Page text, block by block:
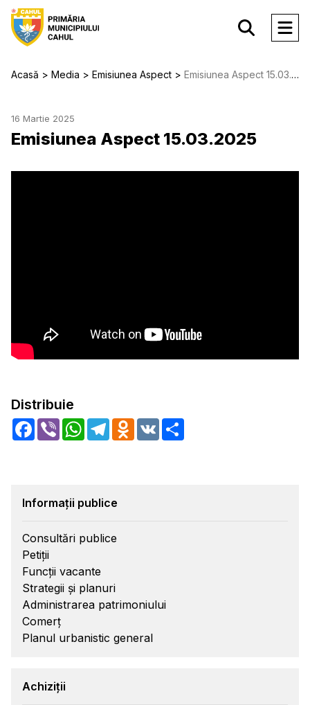
Acasă Media Emisiunea Aspect Emisiunea Aspect 15.03.2025
16 Martie 2025
Emisiunea Aspect 15.03.2025
Distribuie
Facebook
Viber WhatsApp
TelegramOdnoklassniki
VK
Informații publice
Consultări publice
Petiții
Funcții vacante
Strategii și planuri
Administrarea patrimoniului
Comerț
Planul urbanistic general
Achiziții